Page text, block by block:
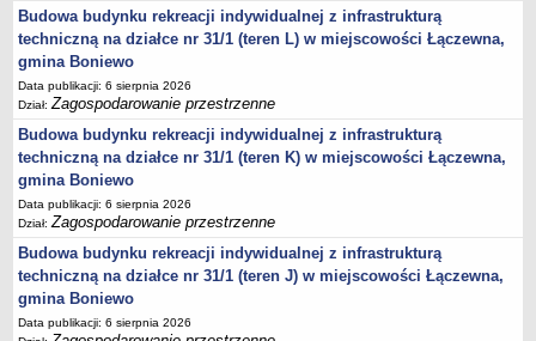
MIENIE KOMUNALNE
2006
2007
2008
2010
2009
POMOC PUBLICZNA
PUBLICZNIE DOSTĘPNY WYKAZ DANYCH ZAWIERAJĄCYCH INFORMACJE O
ŚRODOWISKU I JEGO OCHRONIE
Pliki do pobrania
Udostepnianie informacji o środowisku
Budowa budynku rekreacji indywidualnej z infrastrukturą
techniczną na działce nr 31/1 (teren L) w miejscowości Łączewna,
gmina Boniewo
Data publikacji: 6 sierpnia 2026
Dział:Zagospodarowanie przestrzenne
Budowa budynku rekreacji indywidualnej z infrastrukturą
techniczną na działce nr 31/1 (teren K) w miejscowości Łączewna,
gmina Boniewo
Data publikacji: 6 sierpnia 2026
Dział:Zagospodarowanie przestrzenne
Budowa budynku rekreacji indywidualnej z infrastrukturą
techniczną na działce nr 31/1 (teren J) w miejscowości Łączewna,
gmina Boniewo
Data publikacji: 6 sierpnia 2026